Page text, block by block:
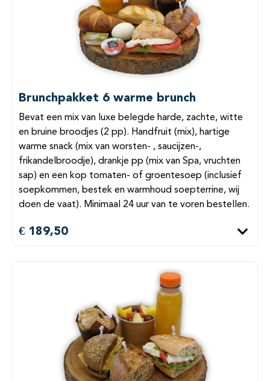
Brunchpakket 6 warme brunch
Bevat een mix van luxe belegde harde, zachte, witte
en bruine broodjes (2 pp). Handfruit (mix), hartige
warme snack (mix van worsten- , saucijzen-,
frikandelbroodje), drankje pp (mix van Spa, vruchten
sap) en een kop tomaten- of groentesoep (inclusief
soepkommen, bestek en warmhoud soepterrine, wij
doen de vaat). Minimaal 24 uur van te voren bestellen.
€ 189,50